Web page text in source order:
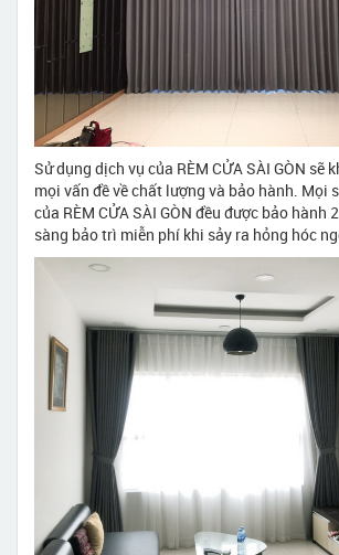
Sử dụng dịch vụ của RÈM CỬA SÀI GÒN sẽ
mọi vấn đề về chất lượng và bảo hành. Mọi
của RÈM CỬA SÀI GÒN đều được bảo hành
sàng bảo trì miễn phí khi sảy ra hỏng hóc